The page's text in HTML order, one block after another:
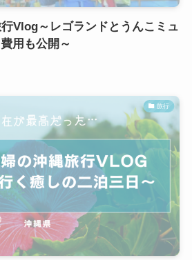
Vlog～レゴランドとうんこミュ
用も公開～
旅行